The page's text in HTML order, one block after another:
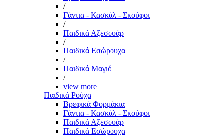
/
Γάντια - Κασκόλ - Σκούφοι
/
Παιδικά Αξεσουάρ
/
Παιδικά Εσώρουχα
/
Παιδικά Μαγιό
/
view more
Παιδικά Ρούχα
Βρεφικά Φορμάκια
Γάντια - Κασκόλ - Σκούφοι
Παιδικά Αξεσουάρ
Παιδικά Εσώρουχα